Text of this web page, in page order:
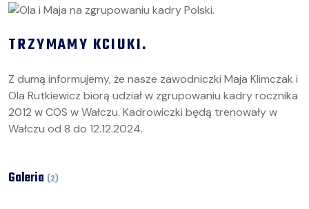
TRZYMAMY KCIUKI.
Z dumą informujemy, że nasze zawodniczki Maja Klimczak i
Ola Rutkiewicz biorą udział w zgrupowaniu kadry rocznika
2012 w COS w Wałczu. Kadrowiczki będą trenowały w
Wałczu od 8 do 12.12.2024.
Galeria (2)